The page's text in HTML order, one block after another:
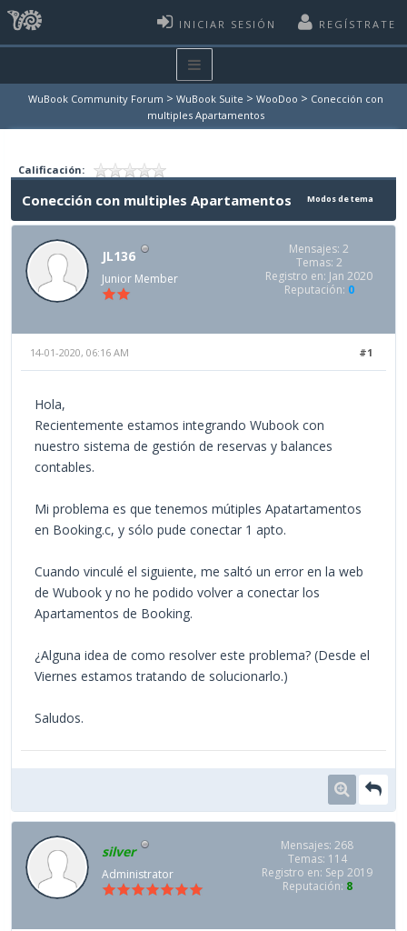
INICIAR SESIÓN REGÍSTRATE
WuBook Community Forum > WuBook Suite > WooDoo > Conección con
multiples Apartamentos
Calificación:
Modos de tema
Conección con multiples Apartamentos
JL136
Junior Member
Mensajes: 2
Temas: 2
Registro en: Jan 2020
Reputación: 0
#1
14-01-2020, 06:16 AM
Hola,
Recientemente estamos integrando Wubook con
nuestro sistema de gestión de reservas y balances
contables.
Mi problema es que tenemos mútiples Apatartamentos
en Booking.c, y sólo pude conectar 1 apto.
Cuando vinculé el siguiente, me saltó un error en la web
de Wubook y no he podido volver a conectar los
Apartamentos de Booking.
¿Alguna idea de como resolver este problema? (Desde el
Viernes estamos tratando de solucionarlo.)
Saludos.
silver
Administrator
Mensajes: 268
Temas: 114
Registro en: Sep 2019
Reputación: 8